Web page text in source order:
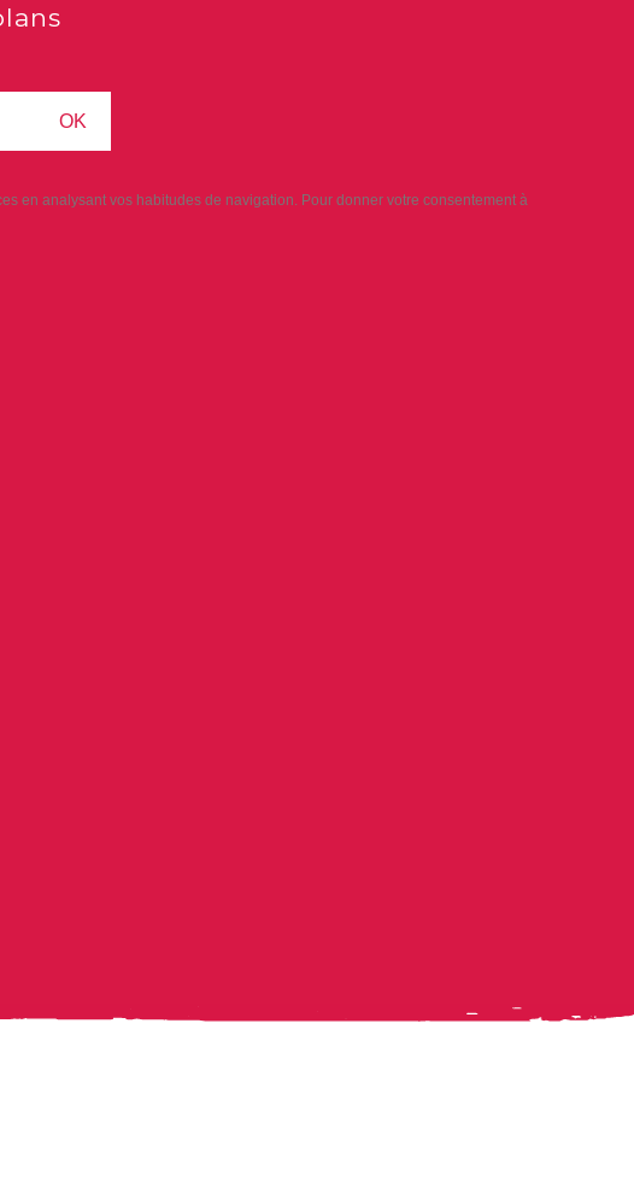
OK
en analysant vos habitudes de navigation. Pour donner votre consentement à